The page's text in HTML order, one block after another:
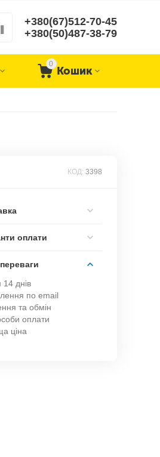
+380(67)512-70-45
+380(50)487-38-79
0
Кошик
КОД: 3398
оплати
14 днів
по email
та обмін
оплати
ціна